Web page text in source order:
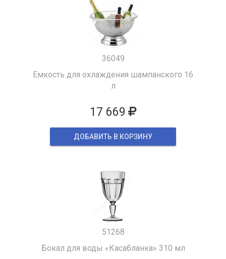
36049
Емкость для охлаждения шампанского 16
л
17 669
ДОБАВИТЬ В КОРЗИНУ
51268
Бокал для воды «Касабланка» 310 мл